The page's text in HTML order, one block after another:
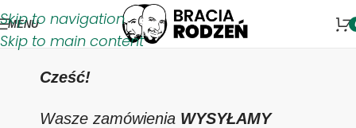
Skip to navigation
Skip to main content
MENU
Cześć!
Wasze zamówienia WYSYŁAMY